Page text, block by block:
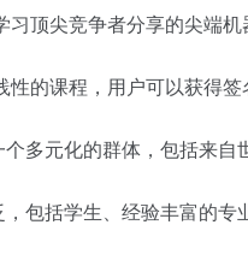
顶尖竞争者分享的尖端机
的课程，用户可以获得签
多元化的群体，包括来自
包括学生、经验丰富的